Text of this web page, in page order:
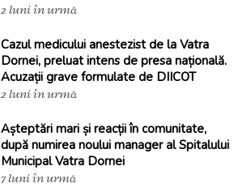
2 luni în urmă
Cazul medicului anestezist de la Vatra
Dornei, preluat intens de presa națională.
Acuzații grave formulate de DIICOT
2 luni în urmă
Așteptări mari și reacții în comunitate,
după numirea noului manager al Spitalului
Municipal Vatra Dornei
7 luni în urmă